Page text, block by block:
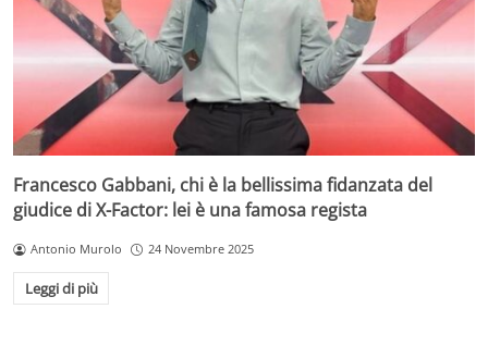
Francesco Gabbani, chi è la bellissima fidanzata del
giudice di X-Factor: lei è una famosa regista
Antonio Murolo 24 Novembre 2025
Leggi di più